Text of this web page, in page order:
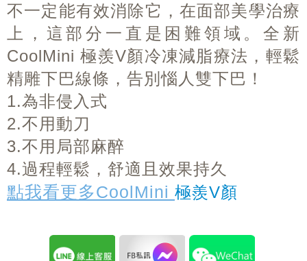
不一定能有效消除它，在面部美學治療
上，這部分一直是困難領域。全新
CoolMini 極羨V顏冷凍減脂療法，輕鬆
精雕下巴線條，告別惱人雙下巴！
1.為非侵入式
2.不用動刀
3.不用局部麻醉
4.過程輕鬆，舒適且效果持久
點我看更多CoolMini 極羨V顏